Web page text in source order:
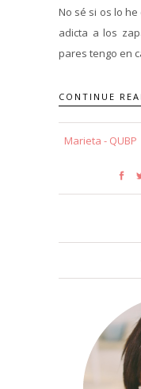
No sé si os lo
adicta a los
pares tengo en
CONTINUE
Marieta - QUBP